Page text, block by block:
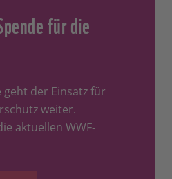
für die
der Einsatz für
weiter.
aktuellen WWF-